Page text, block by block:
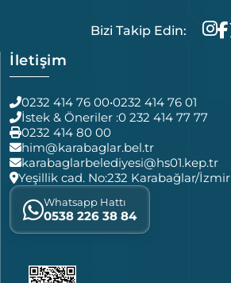
Bizi Takip Edin:
İletişim
0232 414 76 00•0232 414 76 01
İstek & Öneriler :0 232 414 77 77
0232 414 80 00
him@karabaglar.bel.tr
karabaglarbelediyesi@hs01.kep.tr
Yeşillik cad. No:232 Karabağlar/İzmir
Whatsapp Hattı
0538 226 38 84